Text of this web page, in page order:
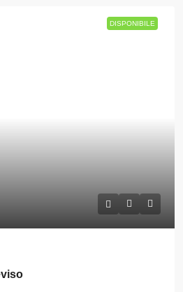
DISPONIBILE